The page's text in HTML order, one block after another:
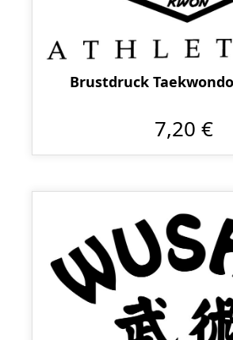
Brustdruck
7,20 €